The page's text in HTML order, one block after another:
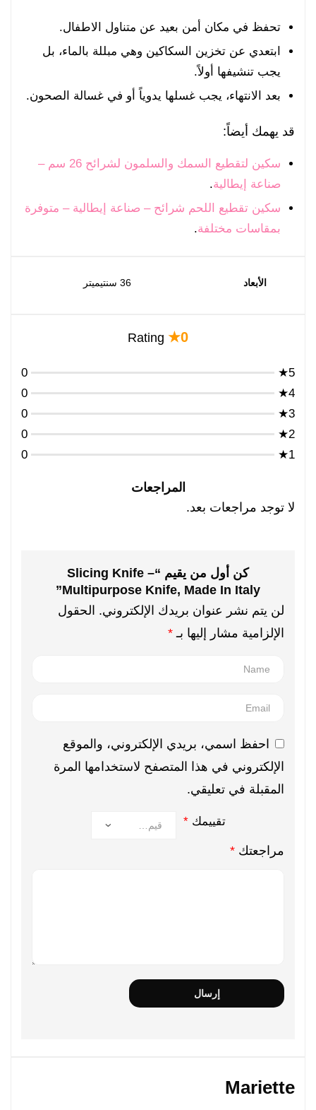
تحفظ في مكان أمن بعيد عن متناول الاطفال.
ابتعدي عن تخزين السكاكين وهي مبللة بالماء، بل
يجب تنشيفها أولاً.
بعد الانتهاء، يجب غسلها يدوياً أو في غسالة الصحون.
قد يهمك أيضاً:
سكين لتقطيع السمك والسلمون لشرائح 26 سم –
صناعة إيطالية.
سكين تقطيع اللحم شرائح – صناعة إيطالية – متوفرة
بمقاسات مختلفة.
الأبعاد 36 سنتيميتر
0★
Rating
5★
0
4★
0
3★
0
2★
0
1★
0
المراجعات
لا توجد مراجعات بعد.
كن أول من يقيم “Slicing Knife –
Multipurpose Knife, Made In Italy”
لن يتم نشر عنوان بريدك الإلكتروني. الحقول
الإلزامية مشار إليها بـ *
احفظ اسمي، بريدي الإلكتروني، والموقع
الإلكتروني في هذا المتصفح لاستخدامها المرة
المقبلة في تعليقي.
تقييمك*
مراجعتك *
Mariette